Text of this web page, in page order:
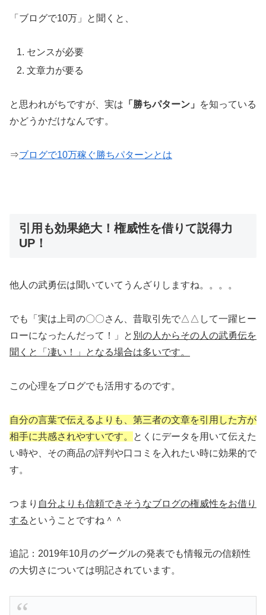
「ブログで10万」と聞くと、
センスが必要
文章力が要る
と思われがちですが、実は 「勝ちパターン」
を知っている
かどうかだけなんです。
⇒ブログで10万稼ぐ勝ちパターンとは
引用も効果絶大！権威性を借りて説得力
UP！
他人の武勇伝は聞いていてうんざりしますね。。。。
でも「実は上司の〇〇さん、昔取引先で△△して一躍ヒー
ローになったんだって！」と 別の人からその人の武勇伝を
聞くと「凄い！」となる場合は多いです。
この心理をブログでも活用するのです。
自分の言葉で伝えるよりも、第三者の文章を引用した方が
相手に共感されやすいです。
とくにデータを用いて伝えた
い時や、その商品の評判や口コミを入れたい時に効果的で
す。
つまり 自分よりも信頼できそうなブログの権威性をお借り
する ということですね＾＾
追記：2019年10月のグーグルの発表でも情報元の信頼性
の大切さについては明記されています。